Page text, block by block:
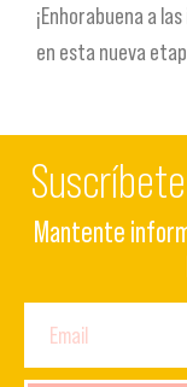
¡Enhorabuena a
en esta nueva
Mantente